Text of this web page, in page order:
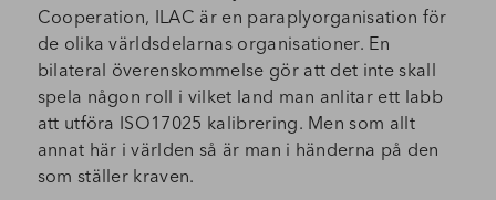
Cooperation, ILAC är en paraplyorganisation för
de olika världsdelarnas organisationer. En
bilateral överenskommelse gör att det inte skall
spela någon roll i vilket land man anlitar ett labb
att utföra ISO17025 kalibrering. Men som allt
annat här i världen så är man i händerna på den
som ställer kraven.